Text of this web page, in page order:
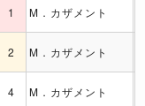
1 M．カザメント
2 M．カザメント
4 M．カザメント